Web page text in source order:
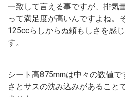
一致して言える事ですが、排気
って満足度が高いんですよね。
125ccらしからぬ頼もしさを感
す。
シート高875mmは中々の数値
さとサスの沈み込みがあること